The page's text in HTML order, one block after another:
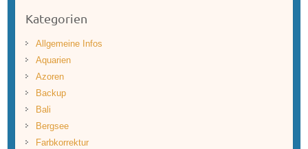
Kategorien
Allgemeine Infos
Aquarien
Azoren
Backup
Bali
Bergsee
Farbkorrektur